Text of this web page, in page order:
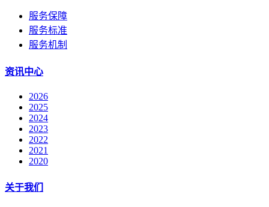
服务保障
服务标准
服务机制
资讯中心
2026
2025
2024
2023
2022
2021
2020
关于我们